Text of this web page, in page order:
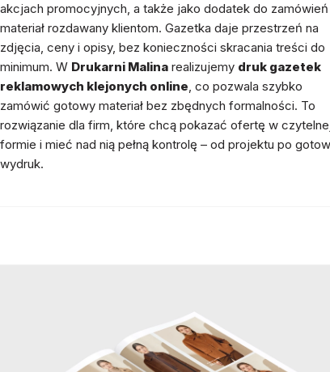
akcjach promocyjnych, a także jako dodatek do zamówień
materiał rozdawany klientom. Gazetka daje przestrzeń na
zdjęcia, ceny i opisy, bez konieczności skracania treści do
minimum. W Drukarni Malina realizujemy druk gazetek
reklamowych klejonych online, co pozwala szybko
zamówić gotowy materiał bez zbędnych formalności. To
rozwiązanie dla firm, które chcą pokazać ofertę w
formie i mieć nad nią pełną kontrolę – od projektu po
wydruk.